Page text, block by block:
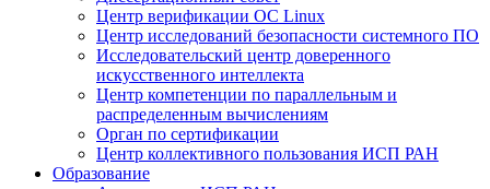
Центр верификации ОС Linux
Центр исследований безопасности системного ПО
Исследовательский центр доверенного
искусственного интеллекта
Центр компетенции по параллельным и
распределенным вычислениям
Орган по сертификации
Центр коллективного пользования ИСП РАН
Образование